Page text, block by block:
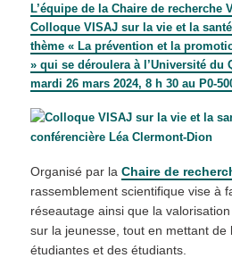
L’équipe de la Chaire de recherche
Colloque VISAJ sur la vie et la
thème « La prévention et la
» qui se déroulera à l’Université du
mardi 26 mars 2024, 8 h 30 au P0-
Organisé par la Chaire de
rassemblement scientifique vise à
réseautage ainsi que la
sur la jeunesse, tout en mettant de
étudiantes et des étudiants.